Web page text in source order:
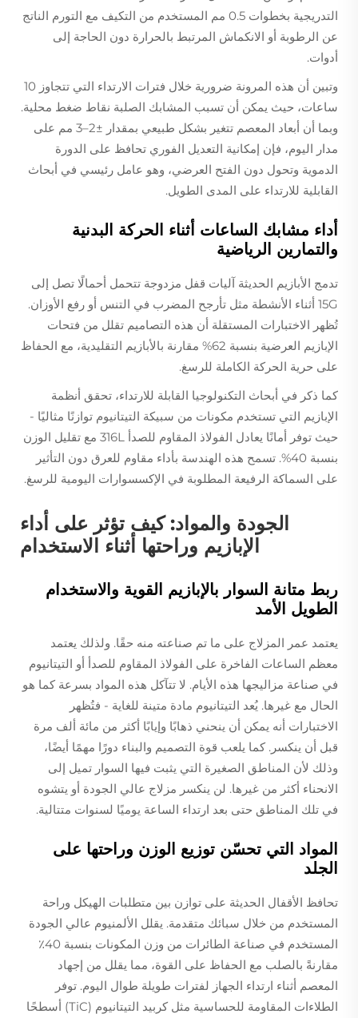
التدريجية بخطوات 0.5 مم المستخدم من التكيف مع التورم الناتج
عن الرطوبة أو الانكماش المرتبط بالحرارة دون الحاجة إلى
أدوات.
وتبين أن هذه المرونة ضرورية خلال فترات الارتداء التي تتجاوز 10
ساعات، حيث يمكن أن تسبب المشابك الصلبة نقاط ضغط محلية.
وبما أن أبعاد المعصم تتغير بشكل طبيعي بمقدار ±2–3 مم على
مدار اليوم، فإن إمكانية التعديل الفوري تحافظ على الدورة
الدموية وتحول دون الفتح العرضي، وهو عامل رئيسي في أبحاث
القابلية للارتداء على المدى الطويل.
أداء مشابك الساعات أثناء الحركة البدنية
والتمارين الرياضية
تدمج الأبازيم الحديثة آليات قفل مزدوجة تتحمل أحمالًا تصل إلى
15G أثناء الأنشطة مثل تأرجح المضرب في التنس أو رفع الأوزان.
تُظهر الاختبارات المستقلة أن هذه التصاميم تقلل من فتحات
الإبازيم العرضية بنسبة 62% مقارنة بالأبازيم التقليدية، مع الحفاظ
على حرية الحركة الكاملة للرسغ.
كما ذكر في أبحاث التكنولوجيا القابلة للارتداء، تحقق أنظمة
الإبازيم التي تستخدم مكونات من سبيكة التيتانيوم توازنًا مثاليًا -
حيث توفر أمانًا يعادل الفولاذ المقاوم للصدأ 316L مع تقليل الوزن
بنسبة 40%. تسمح هذه الهندسة بأداء مقاوم للعرق دون التأثير
على السماكة الرفيعة المطلوبة في الإكسسوارات اليومية للرسغ.
الجودة والمواد: كيف تؤثر على أداء
الإبازيم وراحتها أثناء الاستخدام
ربط متانة السوار بالإبازيم القوية والاستخدام
الطويل الأمد
يعتمد عمر المزلاج على ما تم صناعته منه حقًا. ولذلك يعتمد
معظم الساعات الفاخرة على الفولاذ المقاوم للصدأ أو التيتانيوم
في صناعة مزاليجها هذه الأيام. لا تتآكل هذه المواد بسرعة كما هو
الحال مع غيرها. يُعد التيتانيوم مادة متينة للغاية - فتُظهر
الاختبارات أنه يمكن أن ينحني ذهابًا وإيابًا أكثر من مائة ألف مرة
قبل أن ينكسر. كما يلعب قوة التصميم والبناء دورًا مهمًا أيضًا،
وذلك لأن المناطق الصغيرة التي يثبت فيها السوار تميل إلى
الانحناء أكثر من غيرها. لن ينكسر مزلاج عالي الجودة أو يتشوه
في تلك المناطق حتى بعد ارتداء الساعة يوميًا لسنوات متتالية.
المواد التي تحسّن توزيع الوزن وراحتها على
الجلد
تحافظ الأقفال الحديثة على توازن بين متطلبات الهيكل وراحة
المستخدم من خلال سبائك متقدمة. يقلل الألمنيوم عالي الجودة
المستخدم في صناعة الطائرات من وزن المكونات بنسبة 40٪
مقارنةً بالصلب مع الحفاظ على القوة، مما يقلل من إجهاد
المعصم أثناء ارتداء الجهاز لفترات طويلة طوال اليوم. توفر
الطلاءات المقاومة للحساسية مثل كربيد التيتانيوم (TiC) أسطحًا